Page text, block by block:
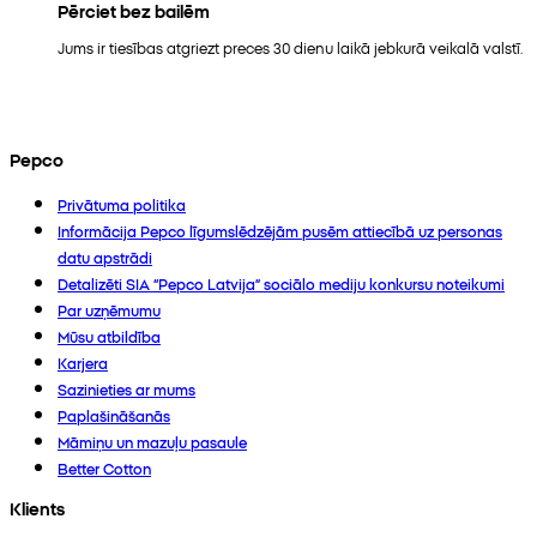
Pērciet bez bailēm
Jums ir tiesības atgriezt preces 30 dienu laikā jebkurā veikalā valstī.
Pepco
Privātuma politika
Informācija Pepco līgumslēdzējām pusēm attiecībā uz personas
datu apstrādi
Detalizēti SIA “Pepco Latvija” sociālo mediju konkursu noteikumi
Par uzņēmumu
Mūsu atbildība
Karjera
Sazinieties ar mums
Paplašināšanās
Māmiņu un mazuļu pasaule
Better Cotton
Klients